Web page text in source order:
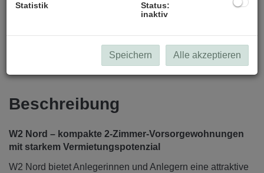
Beschreibung
W2 Nord – kompakte 2-Zimmer-Vorsorgewohnungen
mit starkem Vermietungspotenzial
W2 Nord bietet Anlegerinnen und Anlegern eine attraktive
Statistik
Status:
inaktiv
Speichern Alle akzeptieren